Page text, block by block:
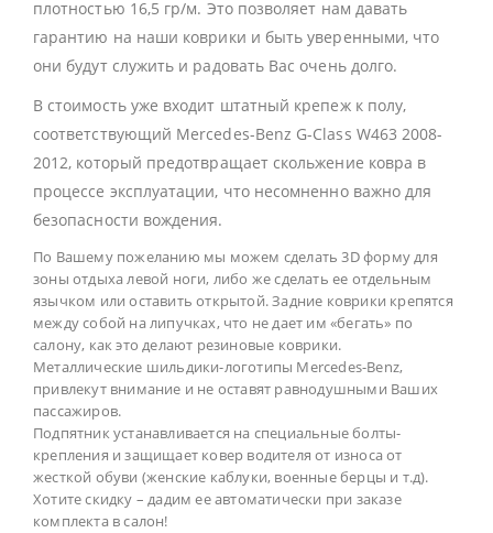
плотностью 16,5 гр/м. Это позволяет нам давать
гарантию на наши коврики и быть уверенными, что
они будут служить и радовать Вас очень долго.
В стоимость уже входит штатный крепеж к полу,
соответствующий Mercedes-Benz G-Class W463 2008-
2012, который предотвращает скольжение ковра в
процессе эксплуатации, что несомненно важно для
безопасности вождения.
По Вашему пожеланию мы можем сделать 3D форму для
зоны отдыха левой ноги, либо же сделать ее отдельным
язычком или оставить открытой. Задние коврики крепятся
между собой на липучках, что не дает им «бегать» по
салону, как это делают резиновые коврики.
Металлические шильдики-логотипы Mercedes-Benz,
привлекут внимание и не оставят равнодушными Ваших
пассажиров.
Подпятник устанавливается на специальные болты-
крепления и защищает ковер водителя от износа от
жесткой обуви (женские каблуки, военные берцы и т.д).
Хотите скидку – дадим ее автоматически при заказе
комплекта в салон!